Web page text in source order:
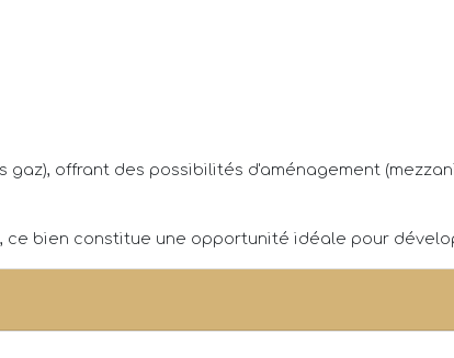
gaz), offrant des possibilités d'aménagement
ce bien constitue une opportunité idéale pour